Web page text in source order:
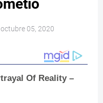
octubre 05, 2020